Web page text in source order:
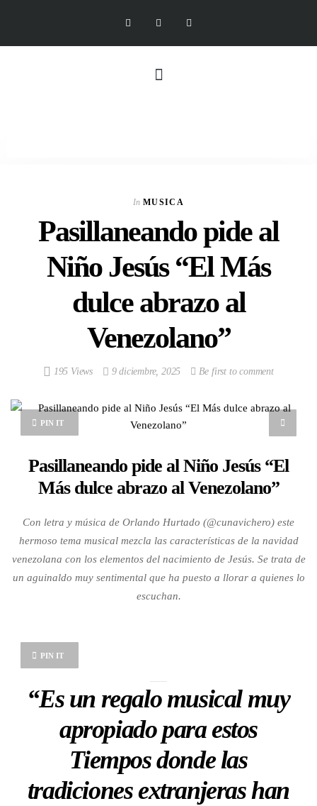
In MUSICA
Pasillaneando pide al
Niño Jesús “El Más
dulce abrazo al
Venezolano”
195 Views 9 diciembre, 2025 Be first to comment
PIN IT
Pasillaneando pide al Niño Jesús “El
Más dulce abrazo al Venezolano”
Con letra y música de Orlando Hurtado (@cunavichero) este
hermoso tema musical mezcla las características de la navidad
venezolana con los elementos del nacimiento de Jesús. Se trata de
un aguinaldo muy sentimental que ha puesto a llorar a quienes lo
escuchan.
PIN IT
“Es un regalo musical muy
apropiado para estos
Tiempos donde las
tradiciones extranjeras han